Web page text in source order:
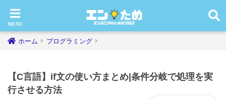
ホーム プログラミング
【C言語】if文の使い方まとめ|条件分岐で処理を実
行させる方法